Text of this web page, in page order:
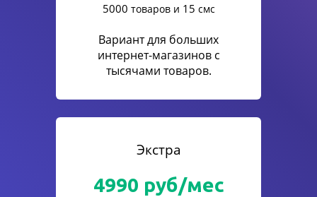
5000 товаров и 15 смс
Вариант для больших
интернет-магазинов с
тысячами товаров.
Экстра
4990 руб/мес